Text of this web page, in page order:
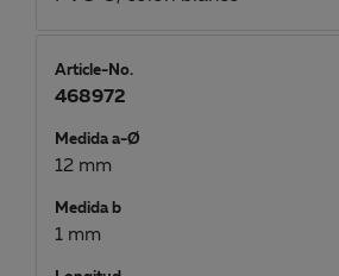
Article-No.
468972
Medida a-Ø
12 mm
Medida b
1 mm